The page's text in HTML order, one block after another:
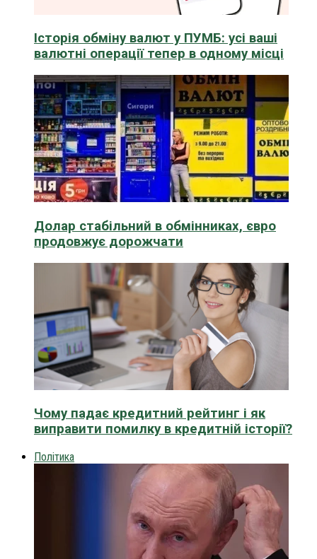
Історія обміну валют у ПУМБ: усі ваші
валютні операції тепер в одному місці
Долар стабільний в обмінниках, євро
продовжує дорожчати
Чому падає кредитний рейтинг і як
виправити помилку в кредитній історії?
Політика